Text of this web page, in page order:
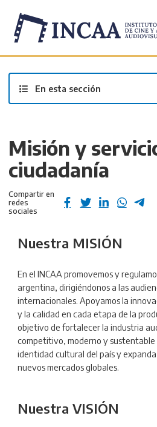
En esta sección
Misión y
ciudadanía
Compartir en
redes
sociales
Nuestra MISIÓN
En el INCAA promovemos y
argentina, dirigiéndonos a las
internacionales. Apoyamos la
y la calidad en cada etapa de la
objetivo de fortalecer la industria
competitivo, moderno y
identidad cultural del país y
nuevos mercados globales.
Nuestra VISIÓN